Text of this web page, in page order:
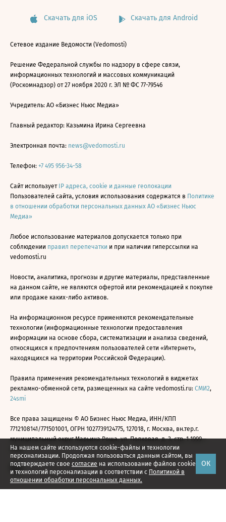
На нашем сайте используются cookie-файлы и технологии
персонализации. Продолжая пользоваться данным сайтом, вы
подтверждаете свое согласие на использование файлов cookie
и технологий персонализации в соответствии с Политикой в
отношении обработки персональных данных.
ОК
Скачать для iOS Скачать для Android
Сетевое издание Ведомости (Vedomosti)
Решение Федеральной службы по надзору в сфере связи,
информационных технологий и массовых коммуникаций
(Роскомнадзор) от 27 ноября 2020 г. ЭЛ № ФС 77-79546
Учредитель: АО «Бизнес Ньюс Медиа»
Главный редактор: Казьмина Ирина Сергеевна
Электронная почта: news@vedomosti.ru
Телефон: +7 495 956-34-58
Сайт использует IP адреса, cookie и данные геолокации
Пользователей сайта, условия использования содержатся в Политике
в отношении обработки персональных данных АО «Бизнес Ньюс
Медиа»
Любое использование материалов допускается только при
соблюдении правил перепечатки и при наличии гиперссылки на
vedomosti.ru
Новости, аналитика, прогнозы и другие материалы, представленные
на данном сайте, не являются офертой или рекомендацией к покупке
или продаже каких-либо активов.
На информационном ресурсе применяются рекомендательные
технологии (информационные технологии предоставления
информации на основе сбора, систематизации и анализа сведений,
относящихся к предпочтениям пользователей сети «Интернет»,
находящихся на территории Российской Федерации).
Правила применения рекомендательных технологий в виджетах
рекламно-обменной сети, размещенных на сайте vedomosti.ru: СМИ2,
24smi
Все права защищены © АО Бизнес Ньюс Медиа, ИНН/КПП
7712108141/771501001, ОГРН 1027739124775, 127018, г. Москва, вн.тер.г.
муниципальный округ Марьина Роща, ул. Полковая, д. 3, стр. 1 1999—
2026